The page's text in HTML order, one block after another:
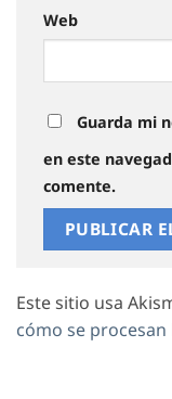
Web
Guarda mi
en este
comente.
Este sitio usa
cómo se